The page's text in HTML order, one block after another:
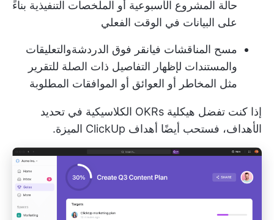
حالة المشروع الأسبوعية أو الملخصات التنفيذية بناءً
على البيانات في الوقت الفعلي
مسح المناقشات فيانقر فوق الدردشةوالتعليقات
والمستندات لإظهار التفاصيل ذات الصلة للتقرير
مثل المخاطر أو العوائق أو الموافقات المطلوبة
إذا كنت تفضل هيكلية OKRs الكلاسيكية في تحديد
الأهداف، فستحب أيضًا أهداف ClickUp الميزة.